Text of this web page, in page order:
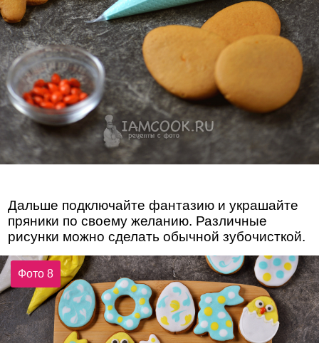
Дальше подключайте фантазию и украшайте
пряники по своему желанию. Различные
рисунки можно сделать обычной зубочисткой.
Фото 8